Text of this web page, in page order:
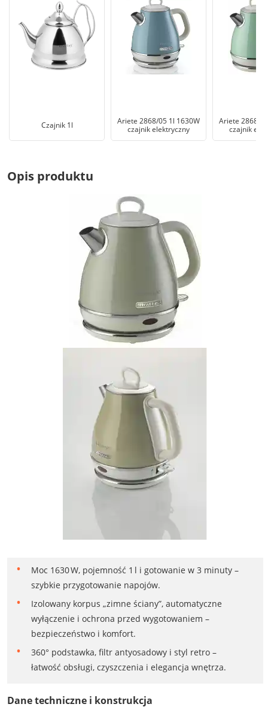
Czajnik 1l
Ariete 2868/05 1l 1630W
czajnik elektryczny
Ariete 2868/
czajnik
Opis produktu
Moc 1630 W, pojemność 1 l i gotowanie w 3 minuty –
szybkie przygotowanie napojów.
Izolowany korpus „zimne ściany”, automatyczne
wyłączenie i ochrona przed wygotowaniem –
bezpieczeństwo i komfort.
360° podstawka, filtr antyosadowy i styl retro –
łatwość obsługi, czyszczenia i elegancja wnętrza.
Dane techniczne i konstrukcja